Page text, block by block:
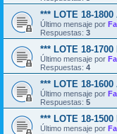
*** LOTE 18-1800
Último mensaje por
Respuestas: 3
*** LOTE 18-
Último mensaje por
Respuestas: 4
*** LOTE 18-
Último mensaje por
Respuestas: 5
*** LOTE 18-
Último mensaje por